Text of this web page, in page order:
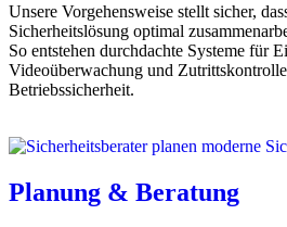
Unsere Vorgehensweise stellt sicher,
Sicherheitslösung optimal
So entstehen durchdachte Systeme für
Videoüberwachung und
Betriebssicherheit.
Planung & Beratung